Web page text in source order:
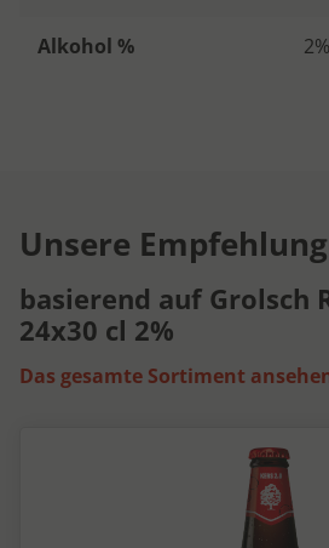
Alkohol % 2%
Unsere
basierend auf Grolsch
24x30 cl 2%
Das gesamte Sortiment